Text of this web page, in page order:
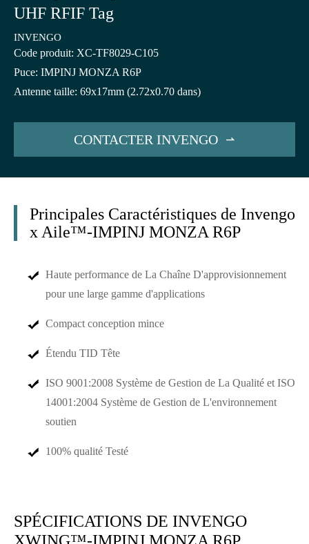
UHF RFIF Tag
INVENGO
Code produit: XC-TF8029-C105
Puce: IMPINJ MONZA R6P
Antenne taille: 69x17mm (2.72x0.70 dans)
CONTACTER INVENGO 
Principales Caractéristiques de Invengo
x Aile™-IMPINJ MONZA R6P
Haute performance de La Chaîne D'approvisionnement
pour une large gamme d'applications
Compact conception mince
Étendu TID Tête
ISO 9001:2008 Système de Gestion de La Qualité et ISO
14001:2004 Système de Gestion de L'environnement
soutien
100% qualité Testé
SPÉCIFICATIONS DE INVENGO